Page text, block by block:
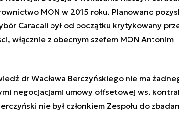
MON w 2015 roku. Planowano
Caracali był od początku krytykowany
włącznie z obecnym szefem MON Antonim
dr Wacława Berczyńskiego nie ma
negocjacjami umowy offsetowej ws.
nie był członkiem Zespołu do